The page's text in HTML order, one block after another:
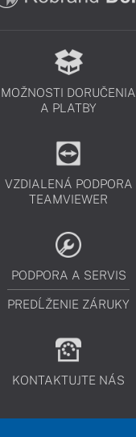
MOŽNOSTI DORUČENIA
A PLATBY
VZDIALENÁ PODPORA
TEAMVIEWER
PODPORA A SERVIS
PREDĹŽENIE ZÁRUKY
KONTAKTUJTE NÁS